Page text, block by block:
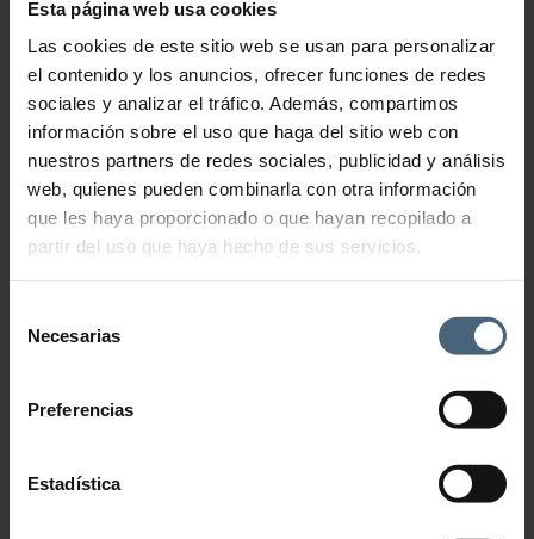
Esta página web usa cookies
Las cookies de este sitio web se usan para personalizar
el contenido y los anuncios, ofrecer funciones de redes
sociales y analizar el tráfico. Además, compartimos
información sobre el uso que haga del sitio web con
nuestros partners de redes sociales, publicidad y análisis
web, quienes pueden combinarla con otra información
que les haya proporcionado o que hayan recopilado a
partir del uso que haya hecho de sus servicios.
Necesarias
Preferencias
Estadística
Encanto Marino 3h
119,00
Circuito de Talasoterapia + Envoltura de Barros + Masaje Relajante
Antiestrés.
Encanto Marino 3h cantidad